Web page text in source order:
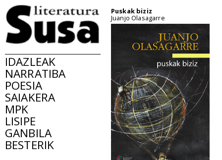
IDAZLEAK
NARRATIBA
POESIA
SAIAKERA
MPK
LISIPE
GANBILA
BESTERIK
Puskak biziz
Juanjo Olasagarre